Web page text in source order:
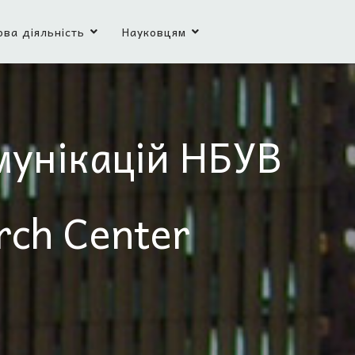
діяльність Науковцям
НБУВ
Center